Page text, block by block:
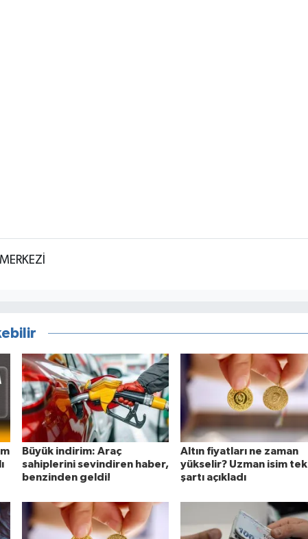
Büyük indirim: Araç
sahiplerini sevindiren haber,
benzinden geldi!
Altın fiyatları ne zaman
yükselir? Uzman isim tek
şartı açıkladı